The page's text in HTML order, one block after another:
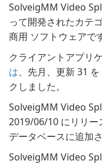
SolveigMM Video
って開発されたカテ
商用 ソフトウェアです
クライアントアプリ
は、先月、更新 31
クしました。
SolveigMM Video
2019/06/10 にリリー
データベースに追加
SolveigMM Video